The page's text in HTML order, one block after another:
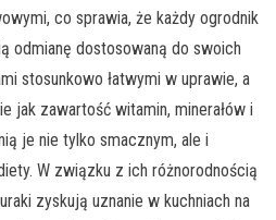
co sprawia, że każdy ogrodnik
odmianę dostosowaną do swoich
stosunkowo łatwymi w uprawie, a
jak zawartość witamin, minerałów i
je nie tylko smacznym, ale i
W związku z ich różnorodnością
zyskują uznanie w kuchniach na